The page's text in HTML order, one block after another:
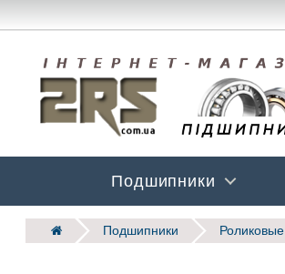
Подшипники
Подшипники Роликовые